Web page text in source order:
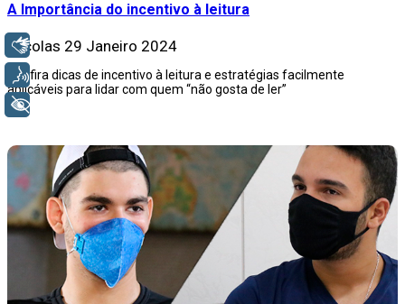
A Importância do incentivo à leitura
Escolas 29 Janeiro 2024
Confira dicas de incentivo à leitura e estratégias facilmente
aplicáveis para lidar com quem “não gosta de ler”
Libras
Voz